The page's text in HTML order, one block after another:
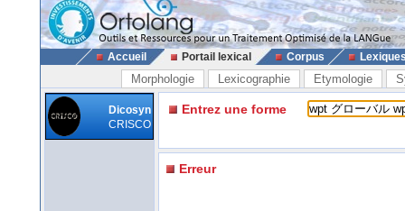
Accueil Portail lexical Corpus
Morphologie Lexicographie Etymologie
Dicosyn
CRISCO
Entrez une forme
Erreur